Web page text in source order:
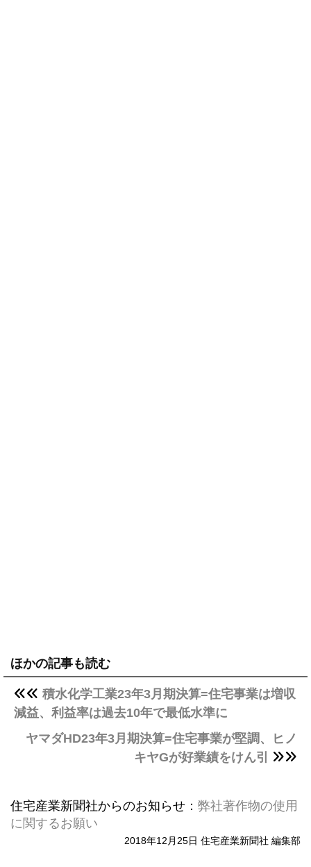
ほかの記事も読む
積水化学工業23年3月期決算=住宅事業は増収
減益、利益率は過去10年で最低水準に
ヤマダHD23年3月期決算=住宅事業が堅調、ヒノ
キヤGが好業績をけん引
住宅産業新聞社からのお知らせ： 弊社著作物の使用
に関するお願い
2018年12月25日 住宅産業新聞社 編集部